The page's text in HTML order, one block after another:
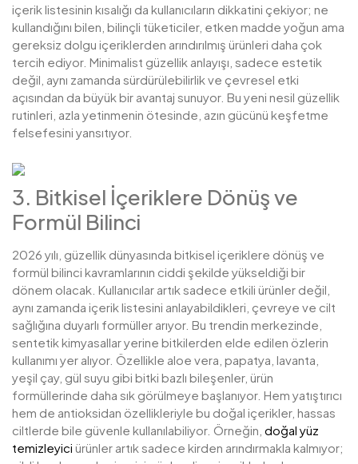
içerik listesinin kısalığı da kullanıcıların dikkatini çekiyor; ne
kullandığını bilen, bilinçli tüketiciler, etken madde yoğun ama
gereksiz dolgu içeriklerden arındırılmış ürünleri daha çok
tercih ediyor. Minimalist güzellik anlayışı, sadece estetik
değil, aynı zamanda sürdürülebilirlik ve çevresel etki
açısından da büyük bir avantaj sunuyor. Bu yeni nesil güzellik
rutinleri, azla yetinmenin ötesinde, azın gücünü keşfetme
felsefesini yansıtıyor.
3. Bitkisel İçeriklere Dönüş ve
Formül Bilinci
2026 yılı, güzellik dünyasında bitkisel içeriklere dönüş ve
formül bilinci kavramlarının ciddi şekilde yükseldiği bir
dönem olacak. Kullanıcılar artık sadece etkili ürünler değil,
aynı zamanda içerik listesini anlayabildikleri, çevreye ve cilt
sağlığına duyarlı formüller arıyor. Bu trendin merkezinde,
sentetik kimyasallar yerine bitkilerden elde edilen özlerin
kullanımı yer alıyor. Özellikle aloe vera, papatya, lavanta,
yeşil çay, gül suyu gibi bitki bazlı bileşenler, ürün
formüllerinde daha sık görülmeye başlanıyor. Hem yatıştırıcı
hem de antioksidan özellikleriyle bu doğal içerikler, hassas
ciltlerde bile güvenle kullanılabiliyor. Örneğin, doğal yüz
temizleyici ürünler artık sadece kirden arındırmakla kalmıyor;